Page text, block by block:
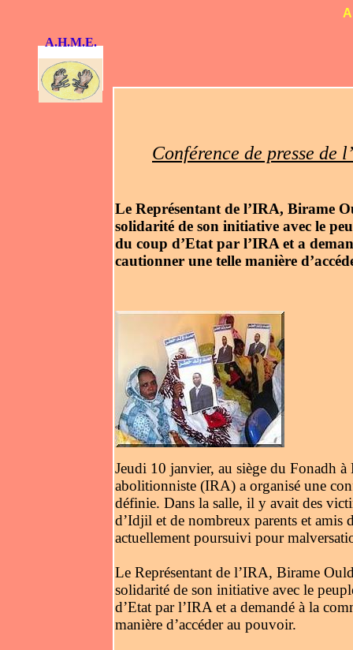
A.H.M.E.
Conférence de presse de
Le Représentant de l’IRA, Birame
solidarité de son initiative avec le
du coup d’Etat par l’IRA et a
cautionner une telle manière
Jeudi 10 janvier, au siège du Fonadh
abolitionniste (IRA) a organisé une
définie. Dans la salle, il y avait des
d’Idjil et de nombreux parents et amis
actuellement poursuivi pour
Le Représentant de l’IRA, Birame
solidarité de son initiative avec le
d’Etat par l’IRA et a demandé à la
manière d’accéder au pouvoir.